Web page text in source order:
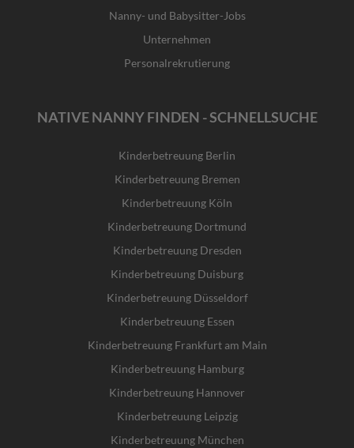
Nanny- und Babysitter-Jobs
Unternehmen
Personalrekrutierung
NATIVE NANNY FINDEN - SCHNELLSUCHE
Kinderbetreuung Berlin
Kinderbetreuung Bremen
Kinderbetreuung Köln
Kinderbetreuung Dortmund
Kinderbetreuung Dresden
Kinderbetreuung Duisburg
Kinderbetreuung Düsseldorf
Kinderbetreuung Essen
Kinderbetreuung Frankfurt am Main
Kinderbetreuung Hamburg
Kinderbetreuung Hannover
Kinderbetreuung Leipzig
Kinderbetreuung München